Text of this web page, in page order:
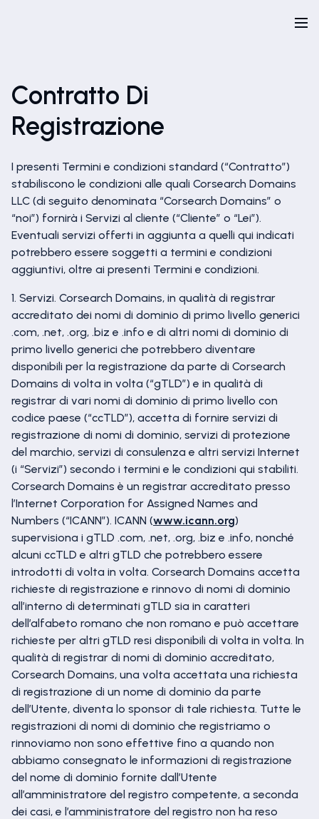
Contratto Di
Registrazione
I presenti Termini e condizioni standard (“Contratto”)
stabiliscono le condizioni alle quali Corsearch Domains
LLC (di seguito denominata “Corsearch Domains” o
“noi”) fornirà i Servizi al cliente (“Cliente” o “Lei”).
Eventuali servizi offerti in aggiunta a quelli qui indicati
potrebbero essere soggetti a termini e condizioni
aggiuntivi, oltre ai presenti Termini e condizioni.
1. Servizi. Corsearch Domains, in qualità di registrar
accreditato dei nomi di dominio di primo livello generici
.com, .net, .org, .biz e .info e di altri nomi di dominio di
primo livello generici che potrebbero diventare
disponibili per la registrazione da parte di Corsearch
Domains di volta in volta (“gTLD”) e in qualità di
registrar di vari nomi di dominio di primo livello con
codice paese (“ccTLD”), accetta di fornire servizi di
registrazione di nomi di dominio, servizi di protezione
del marchio, servizi di consulenza e altri servizi Internet
(i “Servizi”) secondo i termini e le condizioni qui stabiliti.
Corsearch Domains è un registrar accreditato presso
l’Internet Corporation for Assigned Names and
Numbers (“ICANN”). ICANN (www.icann.org)
supervisiona i gTLD .com, .net, .org, .biz e .info, nonché
alcuni ccTLD e altri gTLD che potrebbero essere
introdotti di volta in volta. Corsearch Domains accetta
richieste di registrazione e rinnovo di nomi di dominio
all’interno di determinati gTLD sia in caratteri
dell’alfabeto romano che non romano e può accettare
richieste per altri gTLD resi disponibili di volta in volta. In
qualità di registrar di nomi di dominio accreditato,
Corsearch Domains, una volta accettata una richiesta
di registrazione di un nome di dominio da parte
dell’Utente, diventa lo sponsor di tale richiesta. Tutte le
registrazioni di nomi di dominio che registriamo o
rinnoviamo non sono effettive fino a quando non
abbiamo consegnato le informazioni di registrazione
del nome di dominio fornite dall’Utente
all’amministratore del registro competente, a seconda
dei casi, e l’amministratore del registro non ha reso